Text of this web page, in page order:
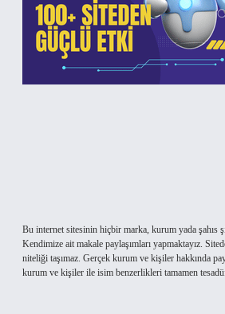
Bu internet sitesinin hiçbir marka, kurum yada şahıs
Kendimize ait makale paylaşımları yapmaktayız.
niteliği taşımaz. Gerçek kurum ve kişiler hakkında
kurum ve kişiler ile isim benzerlikleri tamamen